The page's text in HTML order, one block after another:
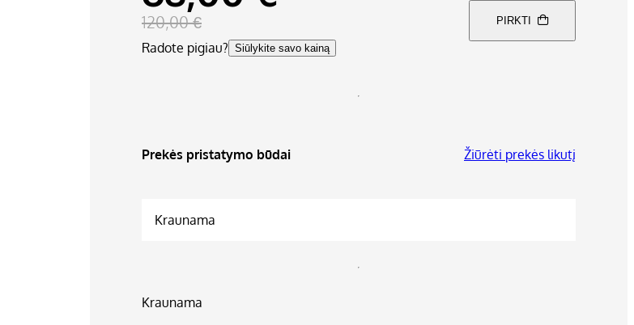
120,00 €
Radote pigiau? Siūlykite savo kainą
PIRKTI
Prekės pristatymo būdai Žiūrėti prekės likutį
Kraunama
Kraunama